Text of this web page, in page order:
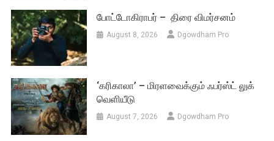
போட்டோகிராபர் – திரை விமர்சனம்
August 8, 2026 Dgowdham Pro
‘கரிகாலா’ – மிரளவைக்கும் ஃபர்ஸ்ட் லுக்
வெளியீடு
August 7, 2026 Dgowdham Pro